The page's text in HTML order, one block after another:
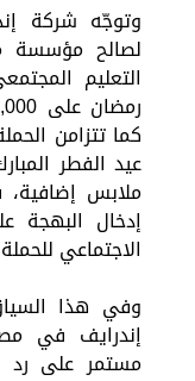
وتوجّه شركة
لصالح مؤسسة
كما تتزامن
ملابس
إدخال البهجة
الاجتماعي
وفي هذا
إندرايف في
مستمر على رد